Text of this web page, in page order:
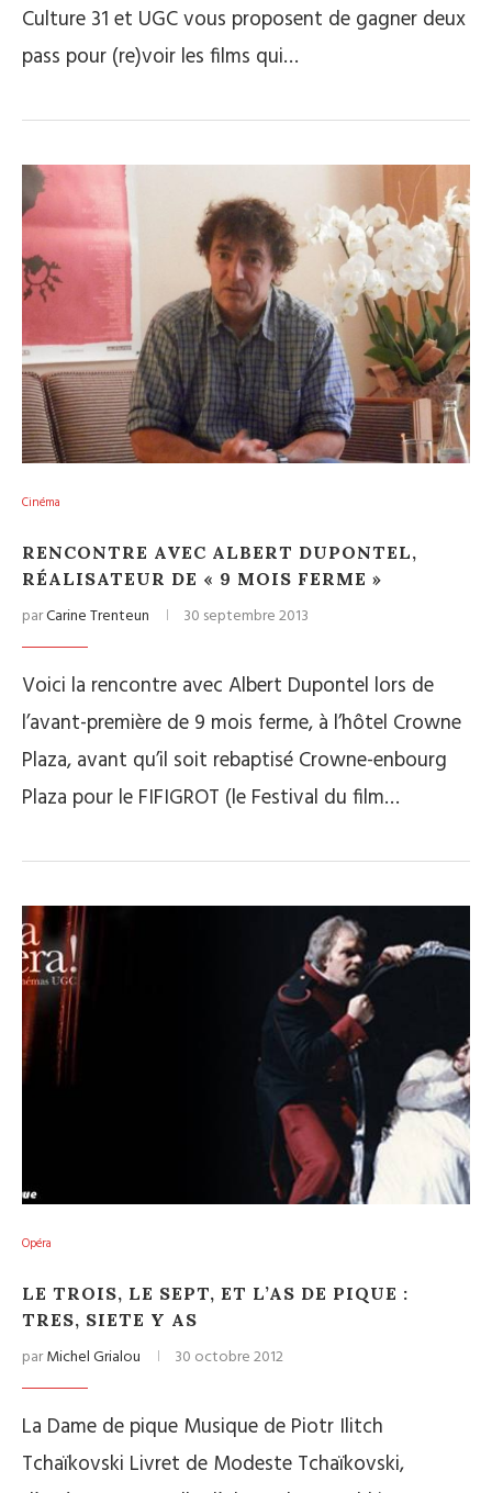
Culture 31 et UGC vous proposent de gagner deux
pass pour (re)voir les films qui…
Cinéma
RENCONTRE AVEC ALBERT DUPONTEL,
RÉALISATEUR DE « 9 MOIS FERME »
parCarine Trenteun 30 septembre 2013
Voici la rencontre avec Albert Dupontel lors de
l’avant-première de 9 mois ferme, à l’hôtel Crowne
Plaza, avant qu’il soit rebaptisé Crowne-enbourg
Plaza pour le FIFIGROT (le Festival du film…
Opéra
LE TROIS, LE SEPT, ET L’AS DE PIQUE :
TRES, SIETE Y AS
parMichel Grialou 30 octobre 2012
La Dame de pique Musique de Piotr Ilitch
Tchaïkovski Livret de Modeste Tchaïkovski,